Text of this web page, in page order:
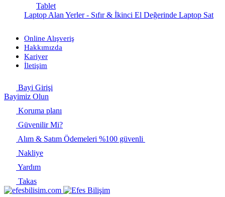
Tablet
Laptop Alan Yerler - Sıfır & İkinci El Değerinde Laptop Sat
Online Alışveriş
Hakkımızda
Kariyer
İletişim
Bayi Girişi
Bayimiz Olun
Koruma planı
Güvenilir Mi?
Alım & Satım Ödemeleri %100 güvenli
Nakliye
Yardım
Takas